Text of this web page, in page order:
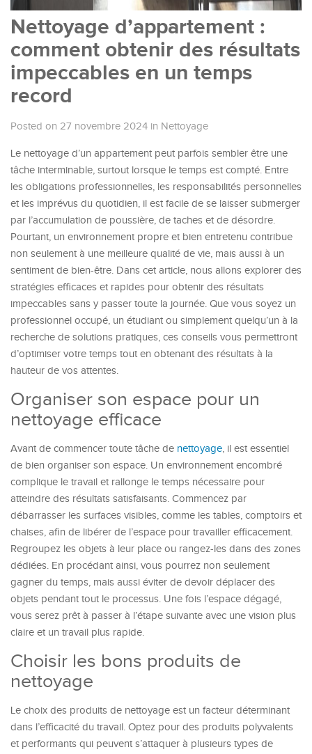
Nettoyage d’appartement :
comment obtenir des résultats
impeccables en un temps
record
Posted on 27 novembre 2024 in Nettoyage
Le nettoyage d’un appartement peut parfois sembler être une
tâche interminable, surtout lorsque le temps est compté. Entre
les obligations professionnelles, les responsabilités personnelles
et les imprévus du quotidien, il est facile de se laisser submerger
par l’accumulation de poussière, de taches et de désordre.
Pourtant, un environnement propre et bien entretenu contribue
non seulement à une meilleure qualité de vie, mais aussi à un
sentiment de bien-être. Dans cet article, nous allons explorer des
stratégies efficaces et rapides pour obtenir des résultats
impeccables sans y passer toute la journée. Que vous soyez un
professionnel occupé, un étudiant ou simplement quelqu’un à la
recherche de solutions pratiques, ces conseils vous permettront
d’optimiser votre temps tout en obtenant des résultats à la
hauteur de vos attentes.
Organiser son espace pour un
nettoyage efficace
Avant de commencer toute tâche de nettoyage, il est essentiel
de bien organiser son espace. Un environnement encombré
complique le travail et rallonge le temps nécessaire pour
atteindre des résultats satisfaisants. Commencez par
débarrasser les surfaces visibles, comme les tables, comptoirs et
chaises, afin de libérer de l’espace pour travailler efficacement.
Regroupez les objets à leur place ou rangez-les dans des zones
dédiées. En procédant ainsi, vous pourrez non seulement
gagner du temps, mais aussi éviter de devoir déplacer des
objets pendant tout le processus. Une fois l’espace dégagé,
vous serez prêt à passer à l’étape suivante avec une vision plus
claire et un travail plus rapide.
Choisir les bons produits de
nettoyage
Le choix des produits de nettoyage est un facteur déterminant
dans l’efficacité du travail. Optez pour des produits polyvalents
et performants qui peuvent s’attaquer à plusieurs types de